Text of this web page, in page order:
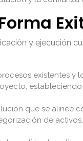
y ejecución
existentes y
que se alinee
de